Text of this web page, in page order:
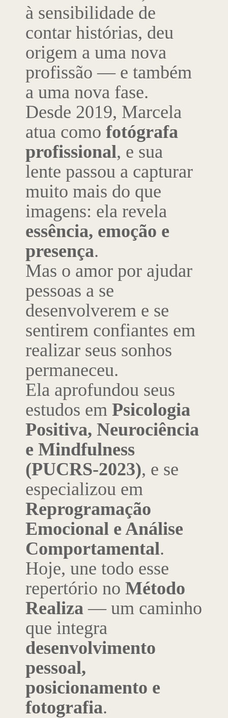
à sensibilidade de
contar histórias, deu
origem a uma nova
profissão — e também
a uma nova fase.
Desde 2019, Marcela
atua como fotógrafa
profissional, e sua
lente passou a capturar
muito mais do que
imagens: ela revela
essência, emoção e
presença.
Mas o amor por ajudar
pessoas a se
desenvolverem e se
sentirem confiantes em
realizar seus sonhos
permaneceu.
Ela aprofundou seus
estudos em Psicologia
Positiva, Neurociência
e Mindfulness
(PUCRS-2023), e se
especializou em
Reprogramação
Emocional e Análise
Comportamental.
Hoje, une todo esse
repertório no Método
Realiza — um caminho
que integra
desenvolvimento
pessoal,
posicionamento e
fotografia.